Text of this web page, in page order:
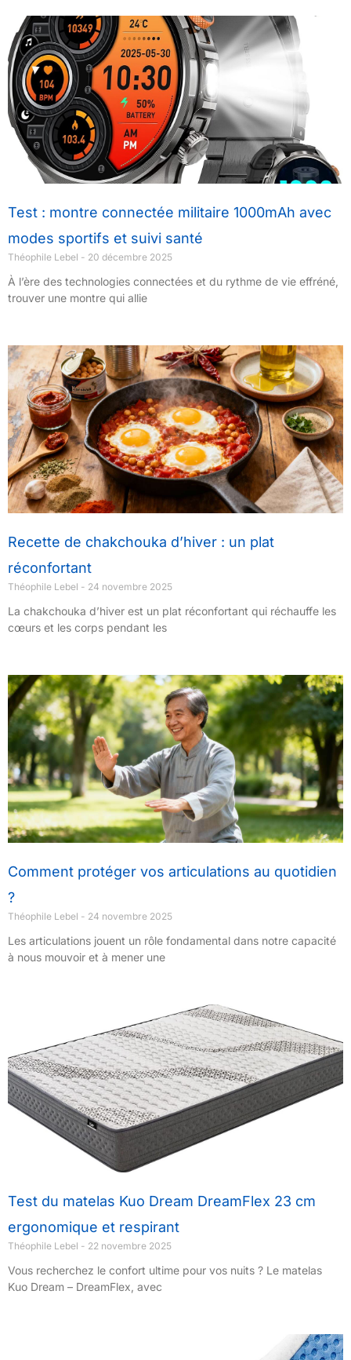
Test : montre connectée militaire 1000mAh avec
modes sportifs et suivi santé
Théophile Lebel 20 décembre 2025
À l’ère des technologies connectées et du rythme de vie effréné,
trouver une montre qui allie
Recette de chakchouka d’hiver : un plat
réconfortant
Théophile Lebel 24 novembre 2025
La chakchouka d’hiver est un plat réconfortant qui réchauffe les
cœurs et les corps pendant les
Comment protéger vos articulations au quotidien
?
Théophile Lebel 24 novembre 2025
Les articulations jouent un rôle fondamental dans notre capacité
à nous mouvoir et à mener une
Test du matelas Kuo Dream DreamFlex 23 cm
ergonomique et respirant
Théophile Lebel 22 novembre 2025
Vous recherchez le confort ultime pour vos nuits ? Le matelas
Kuo Dream – DreamFlex, avec